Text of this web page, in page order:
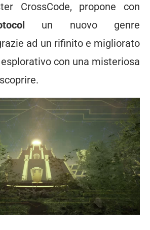
CrossCode, propone con
un nuovo genre
ad un rifinito e migliorato
con una misteriosa